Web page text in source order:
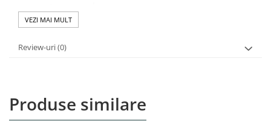
Culori vii (rosu cu negru) si detalii care atrag
🎓Beneficii educationale si emotionale:
Incurajeaza joaca imaginativa si atasamentul
VEZI MAI MULT
Review-uri(0)
Produse similare